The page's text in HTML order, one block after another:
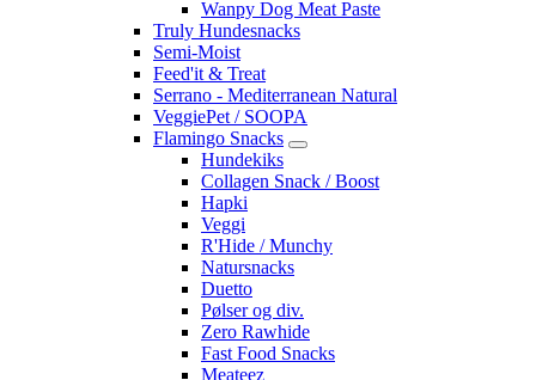
Wanpy Dog Meat Paste
Truly Hundesnacks
Semi-Moist
Feed'it & Treat
Serrano - Mediterranean Natural
VeggiePet / SOOPA
Flamingo Snacks
Hundekiks
Collagen Snack / Boost
Hapki
Veggi
R'Hide / Munchy
Natursnacks
Duetto
Pølser og div.
Zero Rawhide
Fast Food Snacks
Meateez